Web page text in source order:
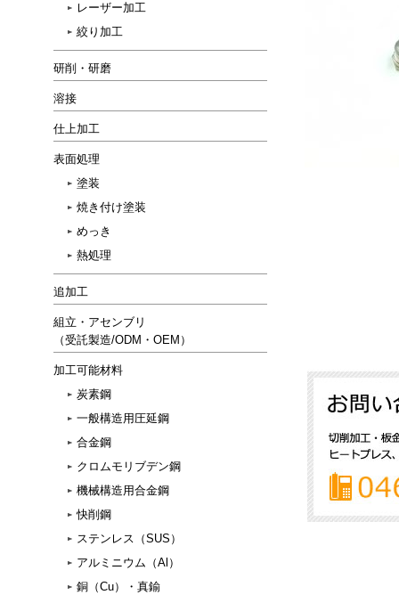
レーザー加工
絞り加工
研削・研磨
溶接
仕上加工
表面処理
塗装
焼き付け塗装
めっき
熱処理
追加工
組立・アセンブリ
（受託製造/ODM・OEM）
加工可能材料
炭素鋼
一般構造用圧延鋼
合金鋼
クロムモリブデン鋼
機械構造用合金鋼
快削鋼
ステンレス（SUS）
アルミニウム（Al）
銅（Cu）・真鍮